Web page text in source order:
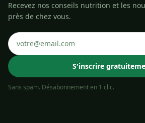
Recevez nos conseils nutrition et les
près de chez vous.
S'inscrire
Sans spam. Désabonnement en 1 clic.